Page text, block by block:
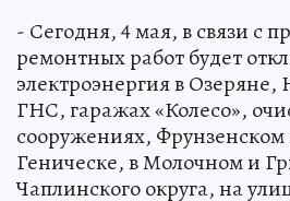
- Сегодня, 4 мая, в связи с
ремонтных работ будет
электроэнергия в Озеряне,
ГНС, гаражах «Колесо»,
сооружениях, Фрунзенском
Геническе, в Молочном и
Чаплинского округа, на